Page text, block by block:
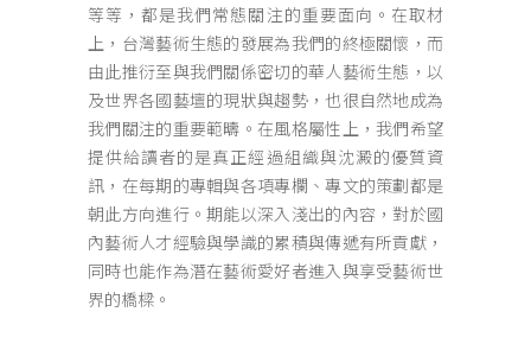
等等，都是我們常態關注的重要面向。在取材
上，台灣藝術生態的發展為我們的終極關懷，而
由此推衍至與我們關係密切的華人藝術生態，以
及世界各國藝壇的現狀與趨勢，也很自然地成為
我們關注的重要範疇。在風格屬性上，我們希望
提供給讀者的是真正經過組織與沈澱的優質資
訊，在每期的專輯與各項專欄、專文的策劃都是
朝此方向進行。期能以深入淺出的內容，對於國
內藝術人才經驗與學識的累積與傳遞有所貢獻，
同時也能作為潛在藝術愛好者進入與享受藝術世
界的橋樑。